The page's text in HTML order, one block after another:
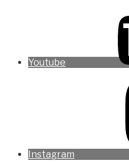
Youtube
Instagram